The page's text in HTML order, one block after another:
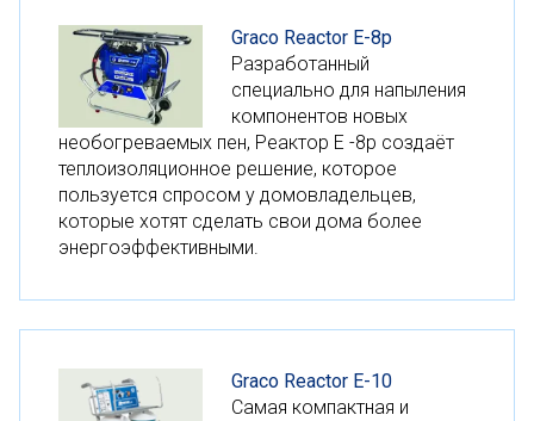
Graco Reactor E-8p
Разработанный
специально для напыления
компонентов новых
необогреваемых пен, Реактор E -8р создаёт
теплоизоляционное решение, которое
пользуется спросом у домовладельцев,
которые хотят сделать свои дома более
энергоэффективными.
Graco Reactor E-10
Самая компактная и